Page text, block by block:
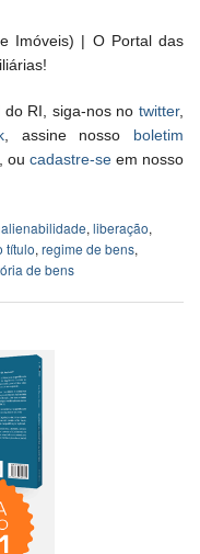
Imóveis) | O Portal das
RI, siga-nos no twitter,
, assine nosso boletim
ou cadastre-seem nosso
, liberação,
título, regime de bens,
de bens